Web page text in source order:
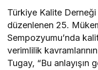
Türkiye Kalite
düzenlenen 25.
Sempozyumu’nda
verimlilik
Tugay, “Bu anlayışın